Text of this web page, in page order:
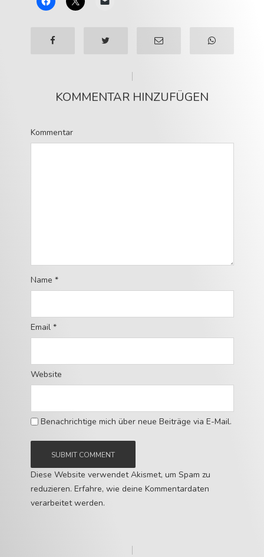
KOMMENTAR HINZUFÜGEN
Kommentar
Name *
Email *
Website
Benachrichtige mich über neue Beiträge via E-Mail.
Diese Website verwendet Akismet, um Spam zu
reduzieren. Erfahre, wie deine Kommentardaten
verarbeitet werden.